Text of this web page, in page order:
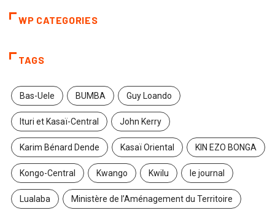
WP CATEGORIES
TAGS
Bas-Uele BUMBA Guy Loando
Ituri et Kasaï-Central John Kerry
Karim Bénard Dende Kasaï Oriental KIN EZO BONGA
Kongo-Central Kwango Kwilu le journal
Lualaba Ministère de l’Aménagement du Territoire